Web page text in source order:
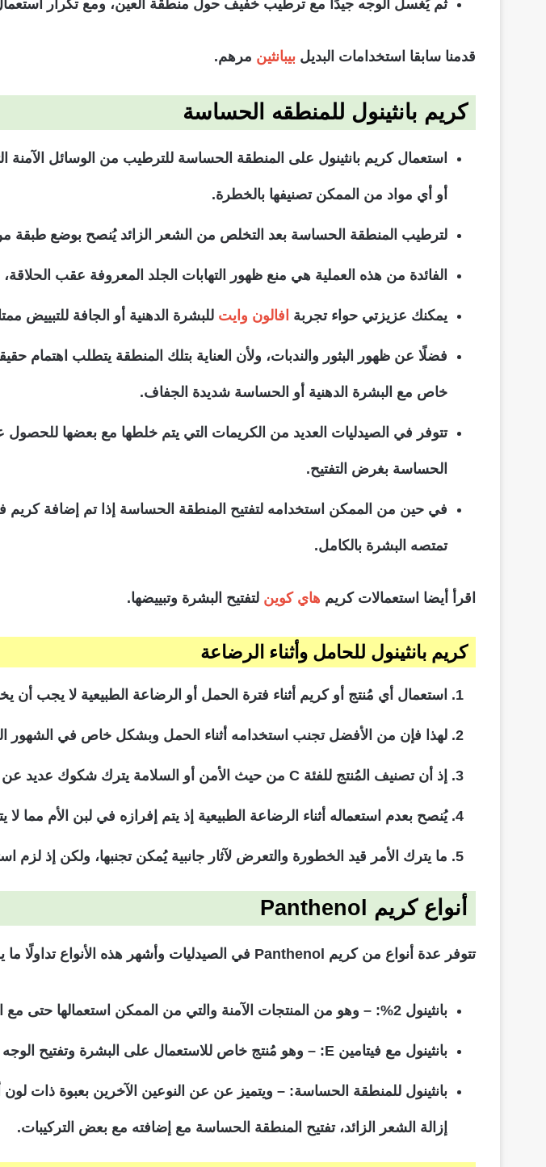
ثم يُغسل الوجه جيدًا مع ترطيب خفيف حول منطقة العين، ومع تكرار
قدمنا سابقا استخدامات البديل بيبانثين مرهم.
كريم بانثينول للمنطقه الحساسة
استعمال كريم بانثينول على المنطقة الحساسة للترطيب من الوسائل
أو أي مواد من الممكن تصنيفها بالخطرة.
لترطيب المنطقة الحساسة بعد التخلص من الشعر الزائد يُنصح بوضع طبقة
الفائدة من هذه العملية هي منع ظهور التهابات الجلد المعروفة عقب
يمكنك عزيزتي حواء تجربة افالون وايت للبشرة الدهنية أو الجافة للتبييض
فضلًا عن ظهور البثور والندبات، ولأن العناية بتلك المنطقة يتطلب
خاص مع البشرة الدهنية أو الحساسة شديدة الجفاف.
تتوفر في الصيدليات العديد من الكريمات التي يتم خلطها مع بعضها
الحساسة بغرض التفتيح.
في حين من الممكن استخدامه لتفتيح المنطقة الحساسة إذا تم إضافة
تمتصه البشرة بالكامل.
اقرأ أيضا استعمالات كريم هاي كوين لتفتيح البشرة وتبييضها.
كريم بانثينول للحامل وأثناء الرضاعة
استعمال أي مُنتج أو كريم أثناء فترة الحمل أو الرضاعة الطبيعية لا يجب أن
لهذا فإن من الأفضل تجنب استخدامه أثناء الحمل وبشكل خاص في الشهور
إذ أن تصنيف المُنتج للفئة C من حيث الأمن أو السلامة يترك شكوك عديد عن تأثيره بحدوث تشوهات للجنين.
يُنصح بعدم استعماله أثناء الرضاعة الطبيعية إذ يتم إفرازه في لبن الأم مما لا
ما يترك الأمر قيد الخطورة والتعرض لآثار جانبية يُمكن تجنبها، ولكن إذ
أنواع كريم Panthenol
تتوفر عدة أنواع من كريم Panthenol في الصيدليات وأشهر هذه الأنواع تداولًا ما يلي: –
بانثينول 2% : – وهو من المنتجات الآمنة والتي من الممكن استعمالها حتى مع
بانثينول مع فيتامين E :
– وهو مُنتج خاص للاستعمال على البشرة وتفتيح الوجه
بانثينول للمنطقة الحساسة: – ويتميز عن عن النوعين الآخرين بعبوة ذات
إزالة الشعر الزائد، تفتيح المنطقة الحساسة مع إضافته مع بعض التركيبات.